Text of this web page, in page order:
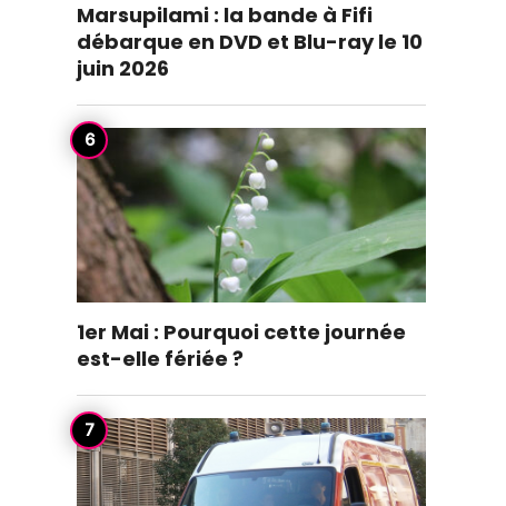
Marsupilami : la bande à Fifi
débarque en DVD et Blu-ray le 10
juin 2026
1er Mai : Pourquoi cette journée
est-elle fériée ?